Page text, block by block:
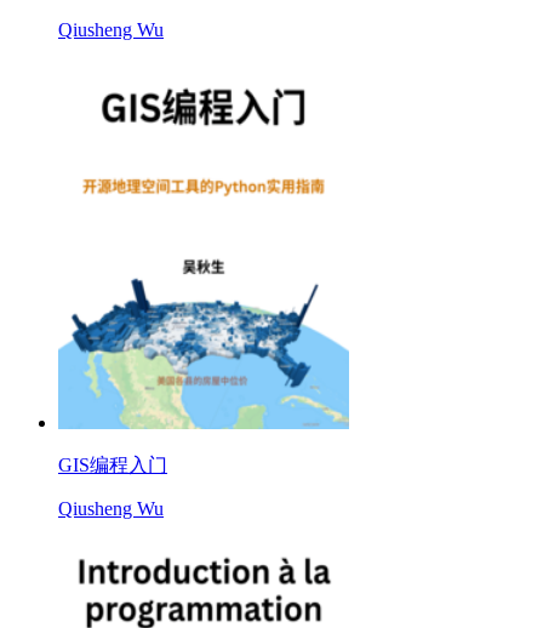
Qiusheng Wu
GIS编程入门
Qiusheng Wu